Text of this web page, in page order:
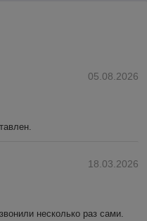
05.08.2026
18.03.2026
несколько раз сами.